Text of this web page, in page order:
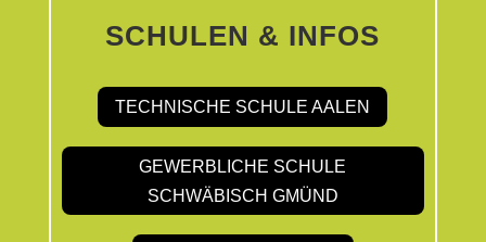
SCHULEN & INFOS
TECHNISCHE SCHULE AALEN
GEWERBLICHE SCHULE
SCHWÄBISCH GMÜND